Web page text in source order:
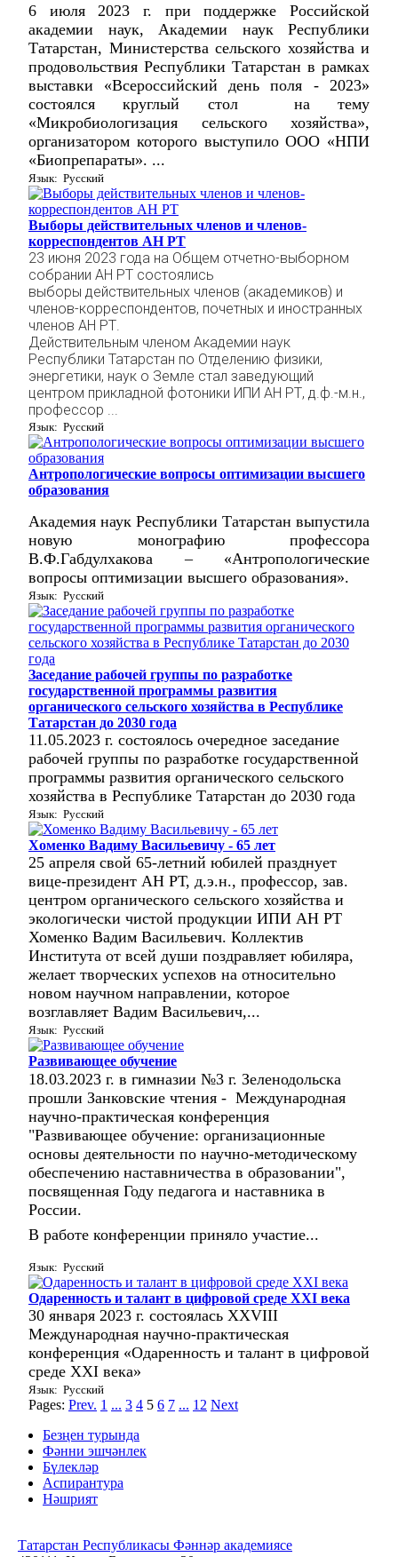
6 июля 2023 г. при поддержке Российской
академии наук, Академии наук Республики
Татарстан, Министерства сельского хозяйства и
продовольствия Республики Татарстан в рамках
выставки
«Всероссийский день
поля - 2023»
состоялся круглый стол на тему
«Микробиологизация сельского хозяйства»,
организатором которого выступило ООО «НПИ
«Биопрепараты». ...
Язык: Русский
Выборы действительных членов и членов-
корреспондентов АН РТ
23 июня 2023 года на Общем отчетно-выборном
собрании АН РТ состоялись
выборы действительных членов (академиков) и
членов-корреспондентов, почетных и иностранных
членов АН РТ.
Действительным членом Академии наук
Республики Татарстан по Отделению физики,
энергетики, наук о Земле стал заведующий
центром прикладной фотоники ИПИ АН РТ, д.ф.-м.н.,
профессор ...
Язык: Русский
Антропологические вопросы оптимизации высшего
образования
Академия наук Республики Татарстан выпустила
новую монографию профессора
В.Ф.Габдулхакова – «Антропологические
вопросы оптимизации высшего образования».
Язык: Русский
Заседание рабочей группы по разработке
государственной программы развития
органического сельского хозяйства в Республике
Татарстан до 2030 года
11.05.2023 г. состоялось очередное заседание
рабочей группы по разработке государственной
программы развития органического сельского
хозяйства в Республике Татарстан до 2030 года
Язык: Русский
Хоменко Вадиму Васильевичу - 65 лет
25 апреля свой 65-летний юбилей празднует
вице-президент АН РТ, д.э.н., профессор, зав.
центром органического сельского хозяйства и
экологически чистой продукции ИПИ АН РТ
Хоменко Вадим Васильевич. Коллектив
Института от всей души поздравляет юбиляра,
желает творческих успехов на относительно
новом научном направлении, которое
возглавляет Вадим Васильевич,...
Язык: Русский
Развивающее обучение
18.03.2023 г. в гимназии №3 г. Зеленодольска
прошли Занковские чтения - Международная
научно-практическая конференция
"Развивающее обучение: организационные
основы деятельности по научно-методическому
обеспечению наставничества в образовании",
посвященная Году педагога и наставника в
России.
В работе конференции приняло участие...
Язык: Русский
Одаренность и талант в цифровой среде XXI века
30 января 2023 г. состоялась ХХVIII
Международная научно-практическая
конференция «Одаренность и талант в цифровой
среде ХХI века»
Язык: Русский
Pages: Prev. 1 ... 3 4 5 6 7 ... 12 Next
Безңен турында
Фәнни эшчәнлек
Бүлекләр
Аспирантура
Нәшрият
Татарстан Республикасы Фәннәр академиясе